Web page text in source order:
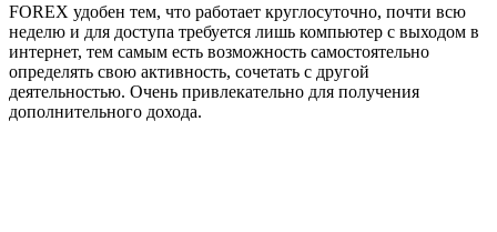
FOREX удобен тем, что работает круглосуточно, почти всю
неделю и для доступа требуется лишь компьютер с выходом в
интернет, тем самым есть возможность самостоятельно
определять свою активность, сочетать с другой
деятельностью. Очень привлекательно для получения
дополнительного дохода.